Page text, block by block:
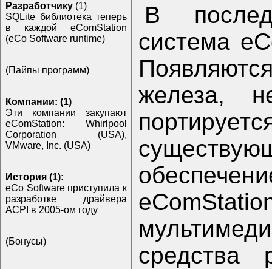
Разработчику (1)
SQLite библиотека теперь
в каждой eComStation
(eCo Software runtime)
(Пайпы программ)
Компании: (1)
Эти компании закупают
eComStation: Whirlpool
Corporation (USA),
VMware, Inc. (USA)
История (1):
eCo Software приступила к
разработке драйвера
ACPI в 2005-ом году
(Бонусы)
В
система
железа,
средства